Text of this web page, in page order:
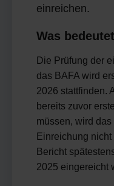
einreichen.
Was
Die Prüfung der
das BAFA wird
2026 stattfinden.
bereits zuvor
müssen, wird
Einreichung
Bericht
2025 eingereicht